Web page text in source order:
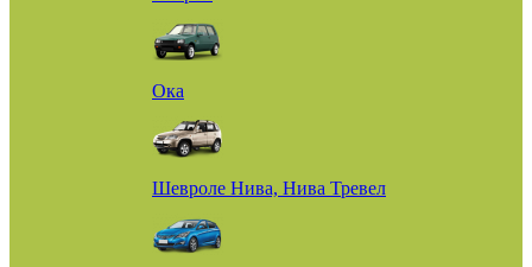
Ока
Шевроле Нива, Нива Тревел